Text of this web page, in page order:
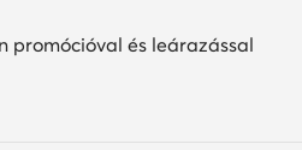
promócióval és leárazással